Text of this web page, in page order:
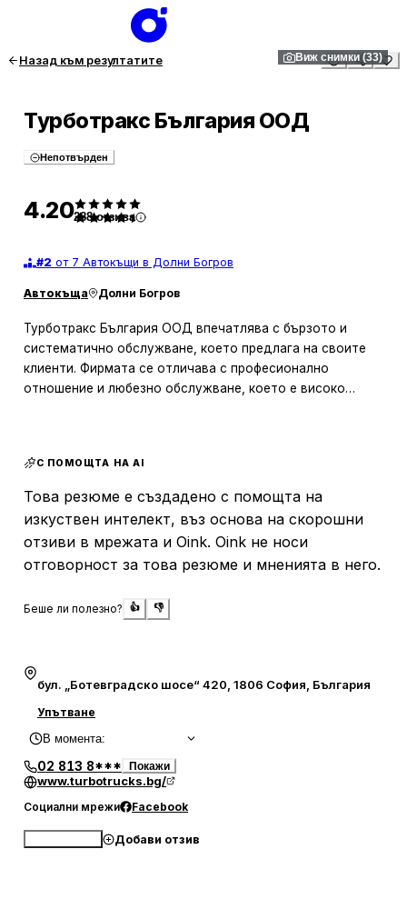
Назад към резултатите Виж снимки (33)
Турботракс България ООД
Непотвърден
4.20288 отзива
#2 от 7 Автокъщи в Долни Богров
Автокъща Долни Богров
Турботракс България ООД впечатлява с бързото и
систематично обслужване, което предлага на своите
клиенти. Фирмата се отличава с професионално
отношение и любезно обслужване, което е високо
положителното изживяване при посещение.
Въпреки че цените са по-високи, качеството на
услугите и грижата за техниката компенсират този
аспект. Турботракс България ООД се развива
динамично и гледа перспективно, което я прави
известна с добрия си сервиз, особено за марката ДАФ,
С ПОМОЩТА НА AI
Това резюме е създадено с помощта на
изкуствен интелект, въз основа на скорошни
отзиви в мрежата и Oink. Oink не носи
отговорност за това резюме и мненията в него.
Беше ли полезно? 👍 👎
бул. „Ботевградско шосе“ 420, 1806 София, България
Упътване
В момента:
02 813 8*** Покажи
www.turbotrucks.bg/
Социални мрежи Facebook
Добави отзив